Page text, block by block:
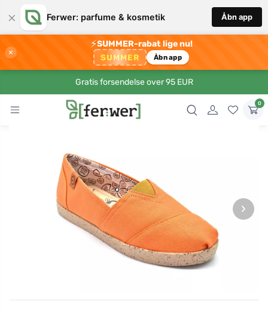
× Ferwer: parfume & kosmetik Åbn app
×
⚡SUMMER-rabat lige nu!
SUMMER Åbn app
Gratis forsendelse over 95 EUR
0
›